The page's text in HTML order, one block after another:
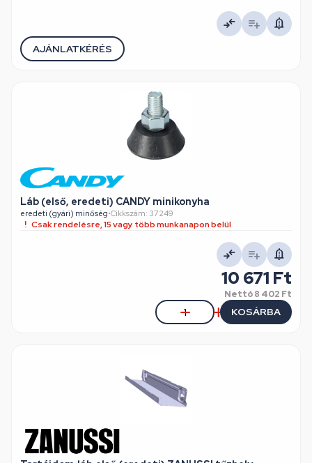
AJÁNLATKÉRÉS
Láb (első, eredeti) CANDY minikonyha
eredeti (gyári) minőség•Cikkszám: 37249
Csak rendelésre, 15 vagy több munkanapon belül
10 671 Ft
Nettó8 402 Ft
KOSÁRBA